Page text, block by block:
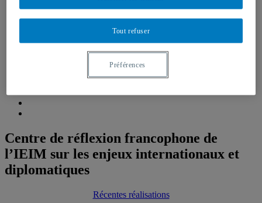
Blogue Un seul monde
Publications
Centre de réflexion francophone de
l’IEIM sur les enjeux internationaux et
diplomatiques
Récentes réalisations
Tout refuser
Préférences